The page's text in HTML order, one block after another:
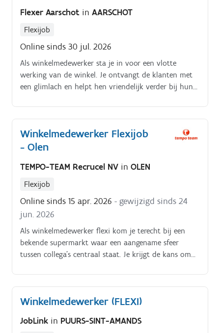
Flexer Aarschot in AARSCHOT
Flexijob
Online sinds 30 jul. 2026
Als winkelmedewerker sta je in voor een vlotte
werking van de winkel. Je ontvangt de klanten met
een glimlach en helpt hen vriendelijk verder bij hun
Winkelmedewerker Flexijob
- Olen
TEMPO-TEAM Recrucel NV in OLEN
Flexijob
Online sinds 15 apr. 2026 - gewijzigd sinds 24
jun. 2026
Als winkelmedewerker flexi kom je terecht bij een
bekende supermarkt waar een aangename sfeer
tussen collega's centraal staat. Je krijgt de kans om
binnen deze bekende supermarkt.
Winkelmedewerker (FLEXI)
JobLink in PUURS-SINT-AMANDS